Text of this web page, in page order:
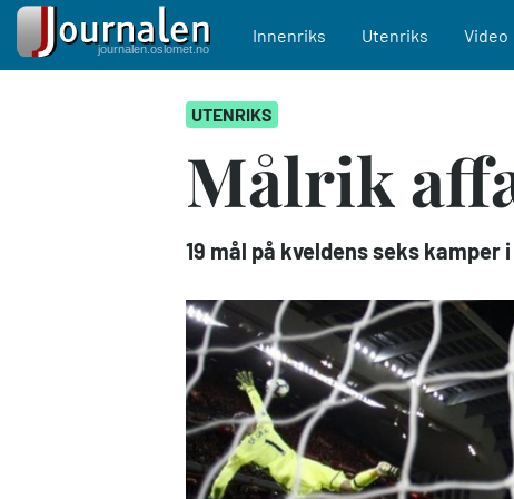
Main navigation
Innenriks Utenriks Video
UTENRIKS
Målrik
19 mål på kveldens seks kamper